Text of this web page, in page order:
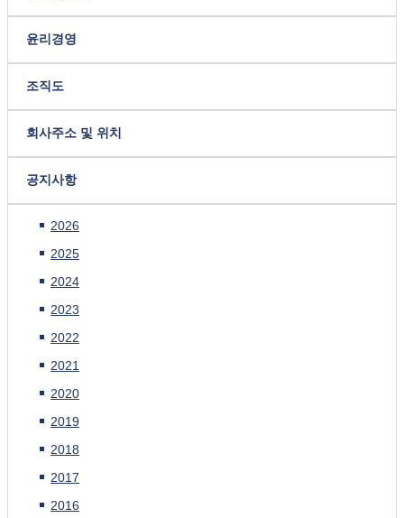
윤리경영
조직도
회사주소 및 위치
공지사항
2026
2025
2024
2023
2022
2021
2020
2019
2018
2017
2016